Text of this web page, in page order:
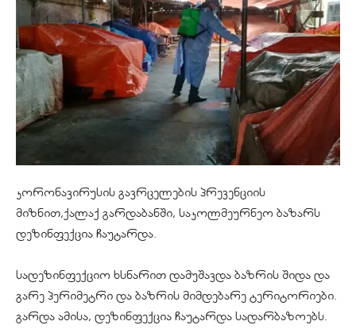
კორონავირუსის გავრცელების პრევენციის
მიზნით,ქალაქ გარდაბანში, საკოლმეურნეო ბაზარს
დეზინფექცია ჩაუტარდა.
სადეზინფექციო ხსნარით დამუშავდა ბაზრის შიდა და
გარე პერიმეტრი და ბაზრის მიმდებარე ტერიტორიები.
გარდა ამისა, დეზინფექცია ჩაუტარდა სადარბაზოებს.